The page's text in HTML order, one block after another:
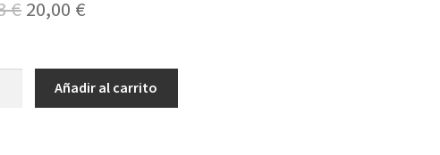
€ El
original
era:
20,00 €
actual
es:
Añadir al carrito